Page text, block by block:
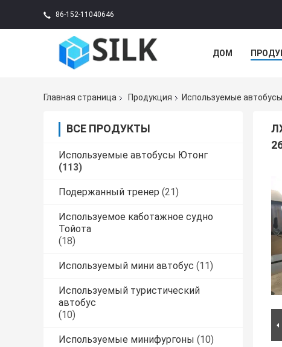
86-152-11040646
ДОМ
Главная страница Продукция Используемые
ВСЕ ПРОДУКТЫ
Используемые автобусы Ютонг
(113)
Подержанный тренер (21)
Используемое каботажное судно
Тойота
(18)
Используемый мини автобус (11)
Используемый туристический
автобус
(10)
Используемые минифургоны (10)